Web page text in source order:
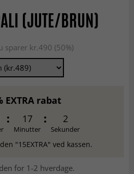
(JUTE/BRUN)
sparer kr.490 (50%)
EXTRA rabat
17
Minutter
1
Sekunder
"15EXTRA" ved kassen.
for 1-2 hverdage.